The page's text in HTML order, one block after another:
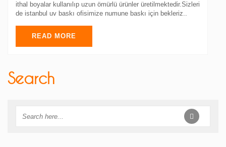
ithal boyalar kullanılıp uzun ömürlü ürünler üretilmektedir.Sizleri
de istanbul uv baskı ofisimize numune baskı için bekleriz..
READ MORE
Search